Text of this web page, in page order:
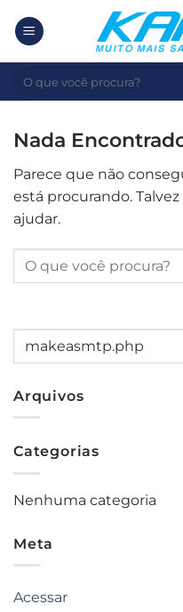
Nada
Parece que não
está procurando.
ajudar.
Arquivos
Categorias
Nenhuma categoria
Meta
Acessar